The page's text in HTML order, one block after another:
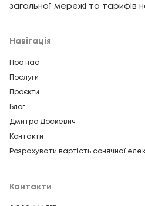
загальної мережі та тарифів
Навігація
Про нас
Послуги
Проєкти
Блог
Дмитро Доскевич
Контакти
Розрахувати вартість сонячної
Контакти